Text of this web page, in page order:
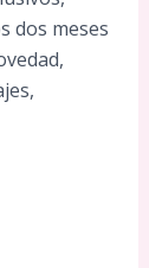
dos meses